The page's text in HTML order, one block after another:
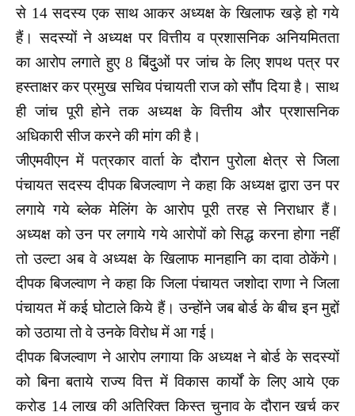
से 14 सदस्य एक साथ आकर अध्यक्ष के खिलाफ खड़े हो गये
हैं। सदस्यों ने अध्यक्ष पर वित्तीय व प्रशासनिक अनियमितता
का आरोप लगाते हुए 8 बिंदुुओं पर जांच के लिए शपथ पत्र पर
हस्ताक्षर कर प्रमुख सचिव पंचायती राज को सौंप दिया है। साथ
ही जांच पूरी होने तक अध्यक्ष के वित्तीय और प्रशासनिक
अधिकारी सीज करने की मांग की है।
जीएमवीएन में पत्रकार वार्ता के दौरान पुरोला क्षेत्र से जिला
पंचायत सदस्य दीपक बिजल्वाण ने कहा कि अध्यक्ष द्वारा उन पर
लगाये गये ब्लेक मेलिंग के आरोप पूरी तरह से निराधार हैं।
अध्यक्ष को उन पर लगाये गये आरोपों को सिद्ध करना होगा नहीं
तो उल्टा अब वे अध्यक्ष के खिलाफ मानहानि का दावा ठोकेंगे।
दीपक बिजल्वाण ने कहा कि जिला पंचायत जशोदा राणा ने जिला
पंचायत में कई घोटाले किये हैं। उन्होंने जब बोर्ड के बीच इन मुद्दों
को उठाया तो वे उनके विरोध में आ गई।
दीपक बिजल्वाण ने आरोप लगाया कि अध्यक्ष ने बोर्ड के सदस्यों
को बिना बताये राज्य वित्त में विकास कार्यों के लिए आये एक
करोड 14 लाख की अतिरिक्त किस्त चुनाव के दौरान खर्च कर